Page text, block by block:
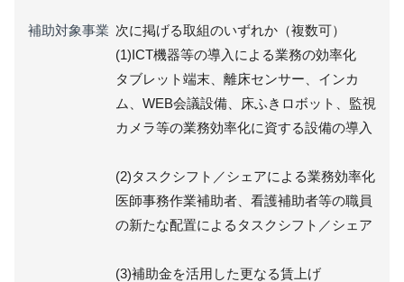
補助対象事業 次に掲げる取組のいずれか（複数可）
(1)ICT機器等の導入による業務の効率化
タブレット端末、離床センサー、インカ
ム、WEB会議設備、床ふきロボット、監視
カメラ等の業務効率化に資する設備の導入
(2)タスクシフト／シェアによる業務効率化
医師事務作業補助者、看護補助者等の職員
の新たな配置によるタスクシフト／シェア
(3)補助金を活用した更なる賃上げ